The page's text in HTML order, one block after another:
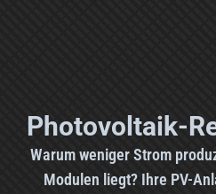
Photovoltaik-
Warum weniger Strom
Modulen liegt? Ihre PV-